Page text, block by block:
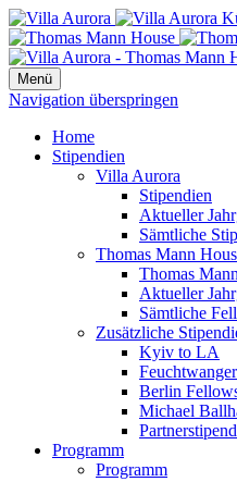
Menü
Navigation überspringen
Home
Stipendien
Villa Aurora
Stipendien
Aktueller
Sämtliche
Thomas Mann
Thomas
Aktueller
Sämtliche
Zusätzliche
Kyiv to LA
Berlin
Michael
Programm
Programm